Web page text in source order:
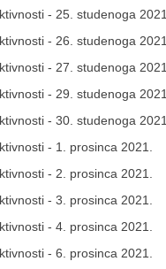
- 25. studenoga 2021.
- 26. studenoga 2021.
- 27. studenoga 2021.
- 29. studenoga 2021.
- 30. studenoga 2021.
- 1. prosinca 2021.
- 2. prosinca 2021.
- 3. prosinca 2021.
- 4. prosinca 2021.
- 6. prosinca 2021.